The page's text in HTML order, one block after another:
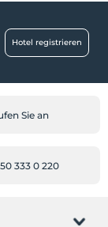
Hotel registrieren
Sie an
333 0 220